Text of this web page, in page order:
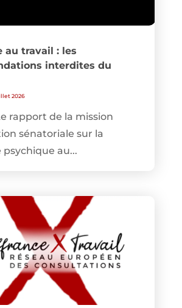
au travail : les
interdites du
2026
rapport de la mission
sénatoriale sur la
au...